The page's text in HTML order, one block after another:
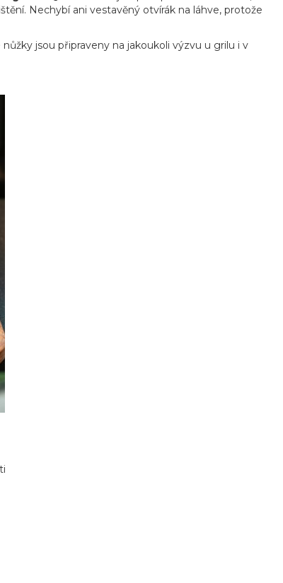
Nechybí ani vestavěný otvírák na láhve, protože
jsou připraveny na jakoukoli výzvu u grilu i v